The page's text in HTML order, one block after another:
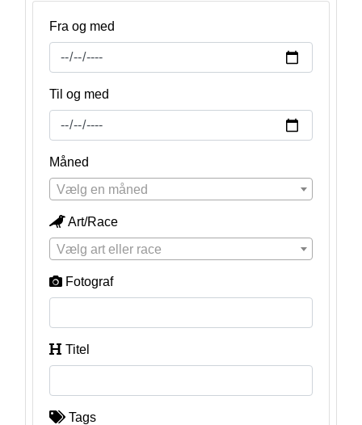
Fra og med
Til og med
Måned
Vælg en måned
Art/Race
Vælg art eller race
Fotograf
Titel
Tags